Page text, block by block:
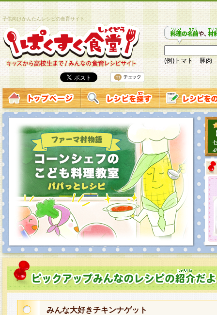
子供向けかんたんレシピの食育サイト
(例)トマト 豚肉
みんな大好きチキンナゲット